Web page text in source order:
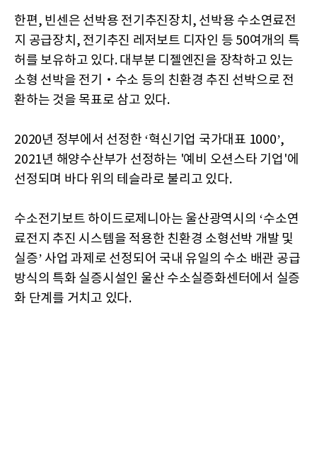
한편, 빈센은 선박용 전기추진장치, 선박용 수소연료전
지 공급장치, 전기추진 레저보트 디자인 등 50여개의 특
허를 보유하고 있다. 대부분 디젤엔진을 장착하고 있는
소형 선박을 전기‧수소 등의 친환경 추진 선박으로 전
환하는 것을 목표로 삼고 있다.
2020년 정부에서 선정한 ‘혁신기업 국가대표 1000’,
2021년 해양수산부가 선정하는 '예비 오션스타 기업'에
선정되며 바다 위의 테슬라로 불리고 있다.
수소전기보트 하이드로제니아는 울산광역시의 ‘수소연
료전지 추진 시스템을 적용한 친환경 소형선박 개발 및
실증’ 사업 과제로 선정되어 국내 유일의 수소 배관 공급
방식의 특화 실증시설인 울산 수소실증화센터에서 실증
화 단계를 거치고 있다.